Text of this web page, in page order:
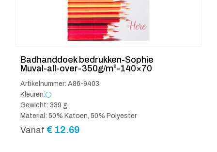
Badhanddoek bedrukken-Sophie
Muval-all-over-350g/m²-140×70
Artikelnummer: A86-9403
Kleuren:
Gewicht: 339 g
Material: 50% Katoen, 50% Polyester
Vanaf € 12.69